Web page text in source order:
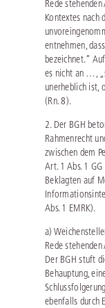
Rede
Kontextes nach
entnehmen,
bezeichnet.“
es nicht an …,
unerheblich ist,
(Rn. 8).
2. Der BGH
Rahmenrecht
zwischen dem
Art. 1 Abs. 1
Beklagten auf
Abs. 1 EMRK).
a)
Rede
Der BGH stuft
Behauptung,
ebenfalls durch